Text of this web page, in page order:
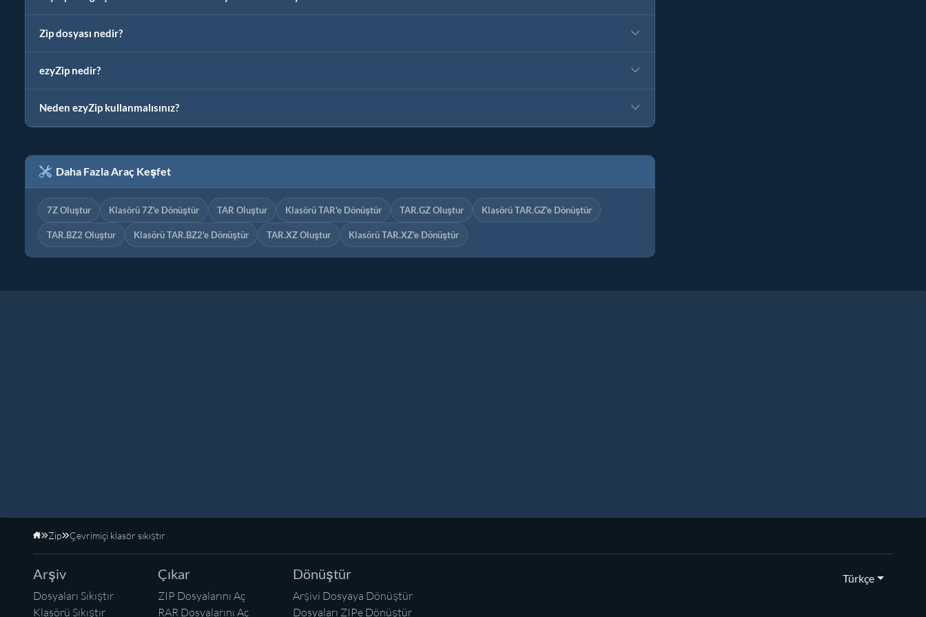
Zip dosyası nedir?
ezyZip nedir?
Neden ezyZip kullanmalısınız?
Daha Fazla Araç Keşfet
7Z Oluştur Klasörü 7Z'e Dönüştür TAR Oluştur Klasörü TAR'e Dönüştür TAR.GZ Oluştur Klasörü TAR.GZ'e Dönüştür
TAR.BZ2 Oluştur Klasörü TAR.BZ2'e Dönüştür TAR.XZ Oluştur Klasörü TAR.XZ'e Dönüştür
Anasayfa
Zip Çevrimiçi klasör sıkıştır
Arşiv
Dosyaları Sıkıştır
Klasörü Sıkıştır
Çıkar
ZIP Dosyalarını Aç
RAR Dosyalarını Aç
Dönüştür
Arşivi Dosyaya Dönüştür
Dosyaları ZIPe Dönüştür
Türkçe